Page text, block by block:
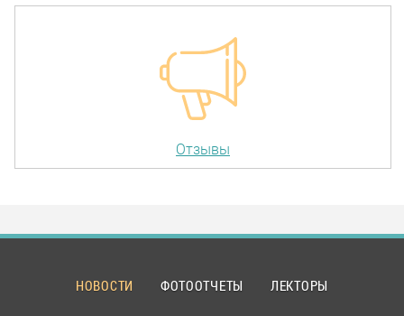
Отзывы
НОВОСТИ ФОТООТЧЕТЫ ЛЕКТОРЫ